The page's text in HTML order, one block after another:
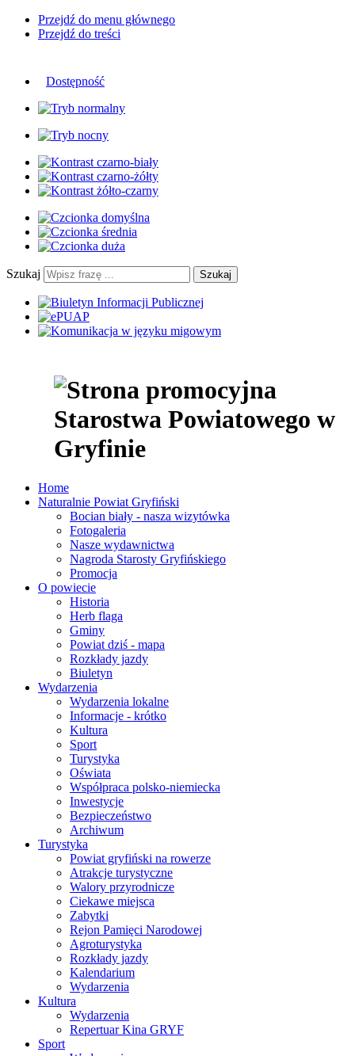
Przejdź do menu głównego
Przejdź do treści
Dostępność
Szukaj Szukaj
Home
Naturalnie Powiat Gryfiński
Bocian biały - nasza wizytówka
Fotogaleria
Nasze wydawnictwa
Nagroda Starosty Gryfińskiego
Promocja
O powiecie
Historia
Herb flaga
Gminy
Powiat dziś - mapa
Rozkłady jazdy
Biuletyn
Wydarzenia
Wydarzenia lokalne
Informacje - krótko
Kultura
Sport
Turystyka
Oświata
Współpraca polsko-niemiecka
Inwestycje
Bezpieczeństwo
Archiwum
Turystyka
Powiat gryfiński na rowerze
Atrakcje turystyczne
Walory przyrodnicze
Ciekawe miejsca
Zabytki
Rejon Pamięci Narodowej
Agroturystyka
Rozkłady jazdy
Kalendarium
Wydarzenia
Kultura
Wydarzenia
Repertuar Kina GRYF
Sport